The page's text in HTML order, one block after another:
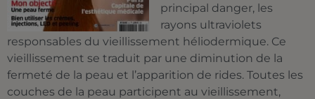
principal danger, les
rayons ultraviolets
responsables du vieillissement héliodermique. Ce
vieillissement se traduit par une diminution de la
fermeté de la peau et l’apparition de rides. Toutes les
couches de la peau participent au vieillissement,